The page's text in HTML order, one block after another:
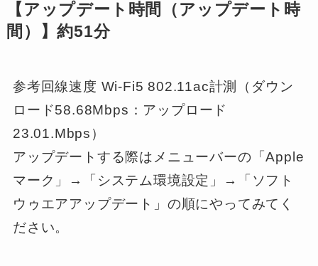
【アップデート時間（アップデート時
間）】約51分
参考回線速度 Wi-Fi5 802.11ac計測（ダウン
ロード58.68Mbps：アップロード
23.01.Mbps）
アップデートする際はメニューバーの「Apple
マーク」→「システム環境設定」→「ソフト
ウゥエアアップデート」の順にやってみてく
ださい。